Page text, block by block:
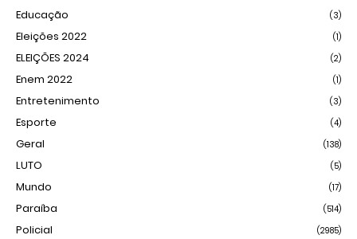
Educação (3)
Eleições 2022 (1)
ELEIÇÕES 2024 (2)
Enem 2022 (1)
Entretenimento (3)
Esporte (4)
Geral (138)
LUTO (5)
Mundo (17)
Paraíba (514)
Policial (2985)